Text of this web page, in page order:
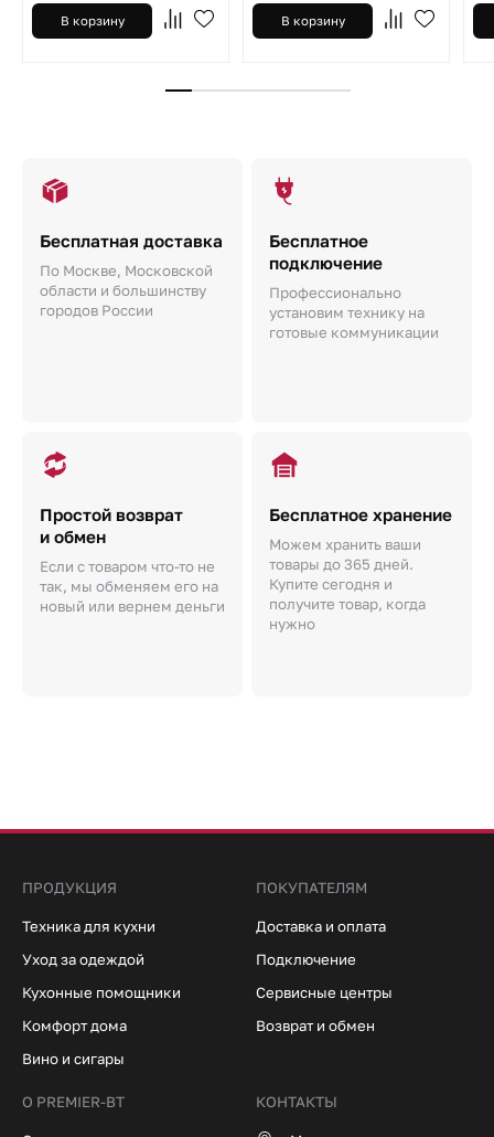
В корзину В корзину
Бесплатная доставка
По Москве, Московской
области и большинству
городов России
Бесплатное
подключение
Профессионально
установим технику на
готовые коммуникации
Простой возврат
и обмен
Если с товаром что-то не
так, мы обменяем его на
новый или вернем деньги
Бесплатное хранение
Можем хранить ваши
товары до 365 дней.
Купите сегодня и
получите товар, когда
нужно
ПРОДУКЦИЯ
Техника для кухни
Уход за одеждой
Кухонные помощники
Комфорт дома
Вино и сигары
ПОКУПАТЕЛЯМ
Доставка и оплата
Подключение
Сервисные центры
Возврат и обмен
О PREMIER-BT КОНТАКТЫ